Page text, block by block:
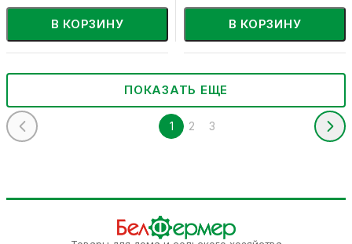
В КОРЗИНУ В КОРЗИНУ
ПОКАЗАТЬ ЕЩЕ
1 2 3